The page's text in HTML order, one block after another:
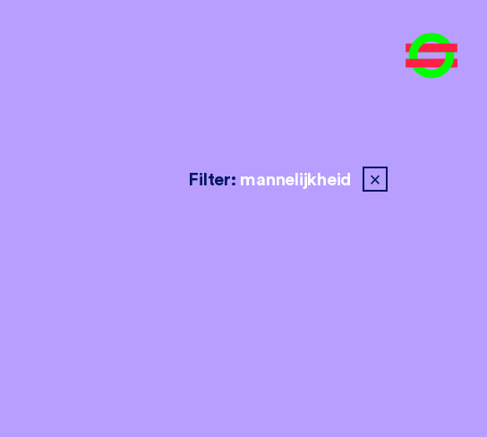
Filter: mannelijkheid close